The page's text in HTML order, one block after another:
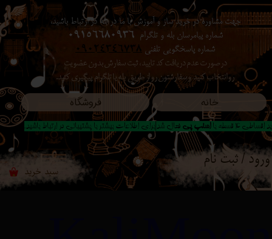
خانه فروشگاه
جهت مشاوره در خرید ساز و آموزش با ما در بله در ارتباط باشید،
شماره پیامرسان بله و تلگرام 09156680936
شماره پاسخگویی تلفنی 09024346738
در صورت عدم دریافت کد تایید ، ثبت سفارش بدون عضویت
رو انتخاب کنید ​​​​​​​ و سفارشتون رو از طریق بله یا تلگرام پیگیری کنید.
۰ سبد خرید
ورود / ثبت نام
حساب کاربری من
تغییر گذر واژه
سفارشات
خروج از حساب کاربری
اقساطی 4 قسطه با اسنپ پی فعال شد|برای اطلاعات بیشتر با پشتیبانی در ارتباط باشید..